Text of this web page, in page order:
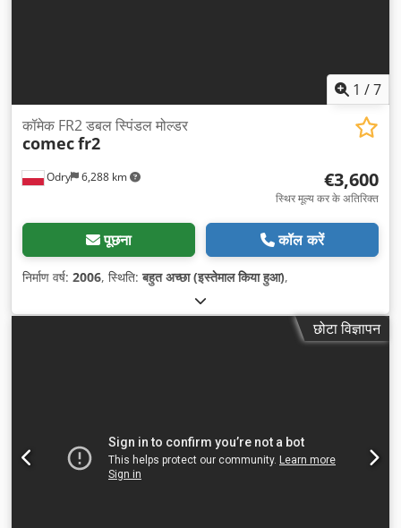
1 /7
Odry 6,288 km
कॉमेक FR2 डबल स्पिंडल मोल्डर
comecfr2
€3,600
स्थिर मूल्य कर के अतिरिक्त
पूछना कॉल करें
निर्माण वर्ष: 2006, स्थिति:बहुत अच्छा (इस्तेमाल किया हुआ),
छोटा विज्ञापन